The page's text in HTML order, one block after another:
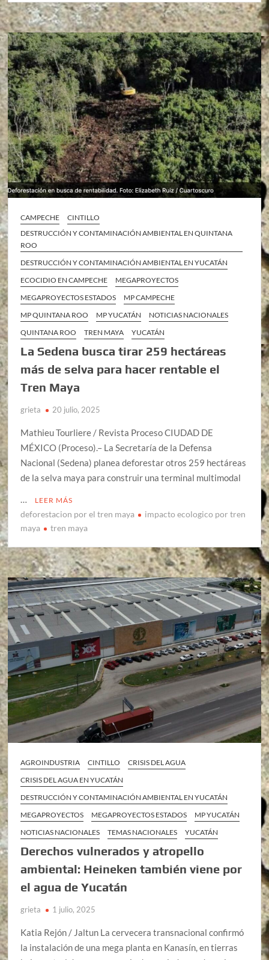
CAMPECHE
CINTILLO
DESTRUCCIÓN Y CONTAMINACIÓN AMBIENTAL EN QUINTANA
ROO
DESTRUCCIÓN Y CONTAMINACIÓN AMBIENTAL EN YUCATÁN
ECOCIDIO EN CAMPECHE
MEGAPROYECTOS
MEGAPROYECTOS ESTADOS
MP CAMPECHE
MP QUINTANA ROO
MP YUCATÁN
NOTICIAS NACIONALES
QUINTANA ROO
TREN MAYA YUCATÁN
La Sedena busca tirar 259 hectáreas
más de selva para hacer rentable el
Tren Maya
grieta 20 julio, 2025
Mathieu Tourliere / Revista Proceso CIUDAD DE
MÉXICO (Proceso).– La Secretaría de la Defensa
Nacional (Sedena) planea deforestar otros 259 hectáreas
de la selva maya para construir una terminal multimodal
…
LEER MÁS
deforestacion por el tren maya
impacto ecologico por tren
maya
tren maya
AGROINDUSTRIA CINTILLO
CRISIS DEL AGUA
CRISIS DEL AGUA EN YUCATÁN
DESTRUCCIÓN Y CONTAMINACIÓN AMBIENTAL EN YUCATÁN
MEGAPROYECTOS
MEGAPROYECTOS ESTADOS
MP YUCATÁN
NOTICIAS NACIONALES
TEMAS NACIONALES YUCATÁN
Derechos vulnerados y atropello
ambiental: Heineken también viene por
el agua de Yucatán
grieta 1 julio, 2025
Katia Rejón / Jaltun La cervecera transnacional confirmó
la instalación de una mega planta en Kanasín, en tierras